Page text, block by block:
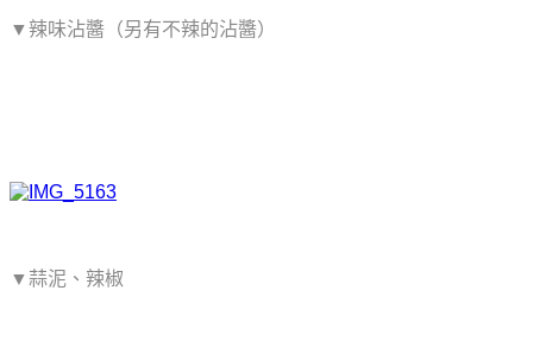
▼辣味沾醬（另有不辣的沾醬）
▼蒜泥、辣椒